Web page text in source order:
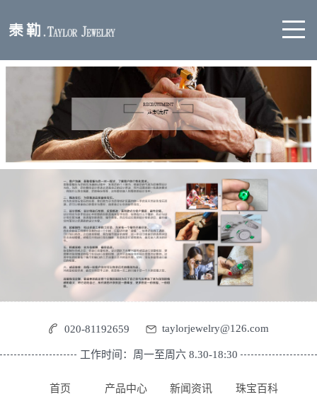
020-81192659 taylorjewelry@126.com
工作时间：周一至周六 8.30-18:30
首页 产品中心 新闻资讯 珠宝百科